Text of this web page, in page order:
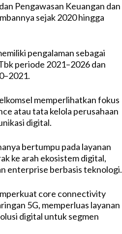
Pengawasan Keuangan dan
sejak 2020 hingga
pengalaman sebagai
periode 2021–2026 dan
memperlihatkan fokus
atau tata kelola perusahaan
digital.
bertumpu pada layanan
ke arah ekosistem digital,
enterprise berbasis teknologi.
core connectivity
5G, memperluas layanan
digital untuk segmen